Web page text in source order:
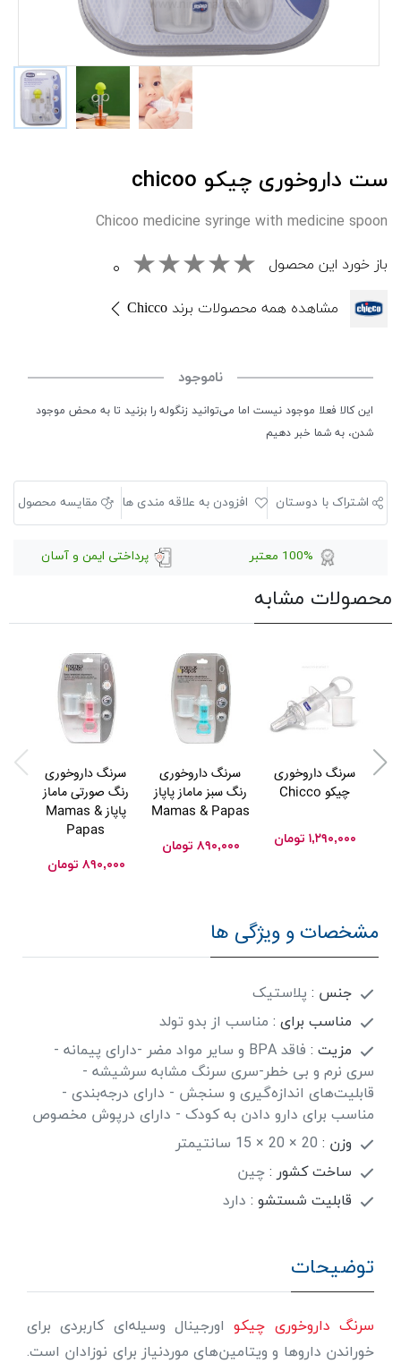
ست داروخوری چيکو chicoo
Chicoo medicine syringe with medicine spoon
باز خورد این محصول ۰
مشاهده همه محصولات برند Chicco
ناموجود
این کالا فعلا موجود نیست اما می‌توانید زنگوله را بزنید تا به محض موجود
شدن، به شما خبر دهیم
اشتراک با دوستان افزودن به علاقه مندی ها مقایسه محصول
100% معتبر پرداختی ایمن و آسان
محصولات مشابه
سرنگ داروخوری
چیکو Chicco
۱,۲۹۰,۰۰۰ تومان
سرنگ داروخوری
رنگ سبز ماماز پاپاز
Mamas & Papas
۸۹۰,۰۰۰ تومان
سرنگ داروخوری
رنگ صورتی ماماز
پاپاز Mamas &
Papas
۸۹۰,۰۰۰ تومان
مشخصات و ویژگی ها
جنس : پلاستیک
مناسب برای : مناسب از بدو تولد
مزیت :
فاقد BPA و سایر مواد مضر -دارای پیمانه -
سری نرم و بی خطر-سری سرنگ مشابه سرشیشه -
قابلیت‌های اندازه‌گیری و سنجش - دارای درجه‌بندی -
مناسب برای دارو دادن به کودک - دارای درپوش مخصوص
وزن : 20 × 20 × 15 سانتیمتر
ساخت کشور : چین
قابلیت شستشو : دارد
توضیحات
سرنگ داروخوری چیکواورجینال وسیله‌ای کاربردی برای
خوراندن داروها و ویتامین‌های موردنیاز برای نوزادان است.